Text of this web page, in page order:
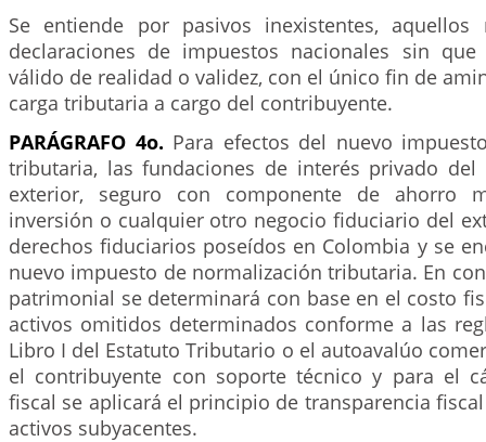
Se entiende por pasivos inexistentes,
declaraciones de impuestos nacionales sin
válido de realidad o validez, con el único fin de
carga tributaria a cargo del contribuyente.
PARÁGRAFO 4o. Para efectos del nuevo
tributaria, las fundaciones de interés privado
exterior, seguro con componente de ahorro
inversión o cualquier otro negocio fiduciario del
derechos fiduciarios poseídos en Colombia y se
nuevo impuesto de normalización tributaria. En
patrimonial se determinará con base en el costo
activos omitidos determinados conforme a las
Libro I del Estatuto Tributario o el autoavalúo
el contribuyente con soporte técnico y para el
fiscal se aplicará el principio de transparencia
activos subyacentes.